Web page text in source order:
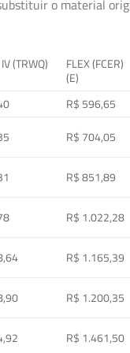
o material
(TRWQ)
FLEX (FCER)
(E)
R$ 596,65
R$ 704,05
R$ 851,89
R$ 1.022,28
R$ 1.165,39
R$ 1.200,35
R$ 1.461,50